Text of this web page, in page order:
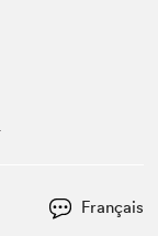
Français